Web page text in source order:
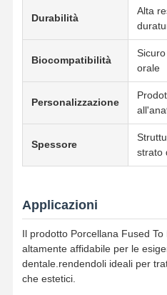
Controllo Di
Contattaci
Chiacchieri
Finitura Emax
Impianto dentario Antivari
Porcellane fuse al metallo
Durabilità
Alta
Biocompatibilità
orale
Personalizzazione
Spessore
strato
Applicazioni
Il prodotto Porcellana Fused
altamente affidabile per le
dentale.rendendoli ideali per
che estetici.